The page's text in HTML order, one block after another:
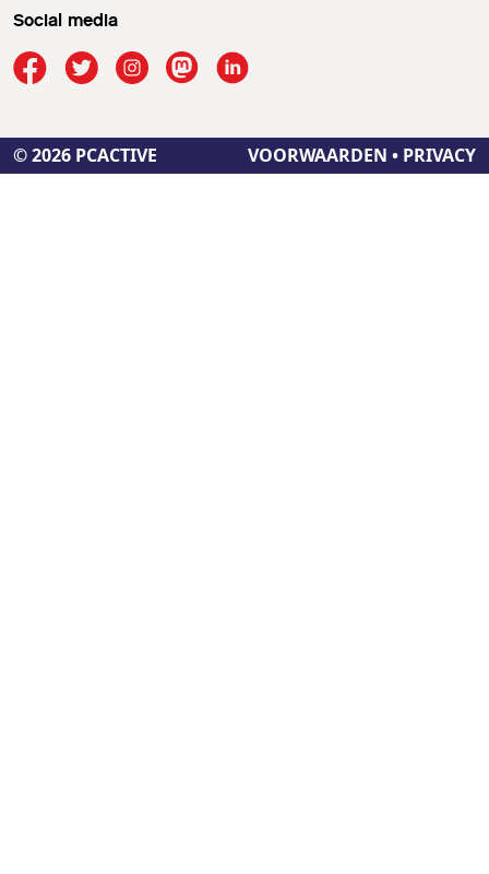
Social media
© 2026 PCACTIVE VOORWAARDEN • PRIVACY